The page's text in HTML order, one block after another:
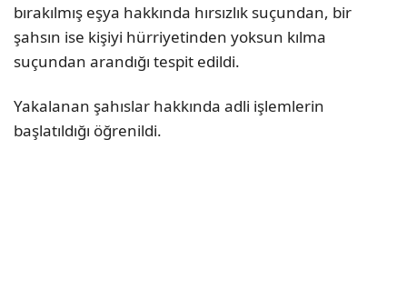
bırakılmış eşya hakkında hırsızlık suçundan, bir
şahsın ise kişiyi hürriyetinden yoksun kılma
suçundan arandığı tespit edildi.
Yakalanan şahıslar hakkında adli işlemlerin
başlatıldığı öğrenildi.